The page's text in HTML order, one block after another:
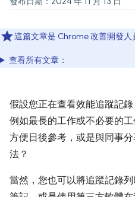
這篇文章是 Chrome 改善開發
查看所有文章：
假設您正在查看效能追蹤記
例如最長的工作或不必要的
方便日後參考，或是與同事
法？
當然，您也可以將追蹤記錄